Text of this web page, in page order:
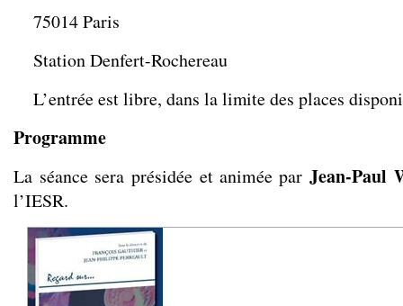
75014 Paris
Station Denfert-Rochereau
L’entrée est libre, dans la limite des places
Programme
La séance sera présidée et animée par Jean-Paul
l’IESR.